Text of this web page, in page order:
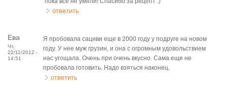
ответить
Ева
Чт,
22/11/2012 -
14:51
Я пробовала сациви еще в 2000 году у подруге на новом
году. У нее муж грузин, и она с огромным удовольствием
нас угощала. Очень при очень вкусно. Сама еще не
пробовала готовить. Надо взяться наконец.
ответить